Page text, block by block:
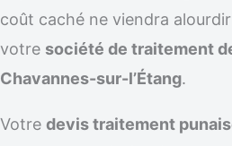
coût caché ne viendra
votre société de traitement
Chavannes-sur-l’Étang.
Votre devis traitement